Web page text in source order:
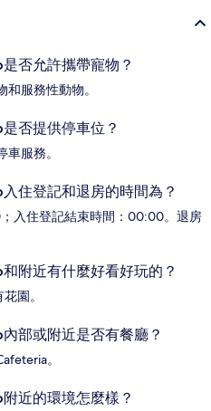
否允許攜帶寵物？
服務性動物。
否提供停車位？
服務。
住登記和退房的時間為？
入住登記結束時間：00:00。退房
附近有什麼好看好玩的？
園。
部或附近是否有餐廳？
。
近的環境怎麼樣？